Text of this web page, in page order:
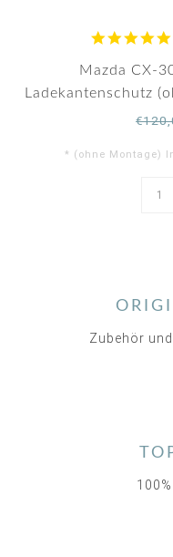
Mazda CX-
Ladekantenschutz
* (ohne Montage)
Zubehör